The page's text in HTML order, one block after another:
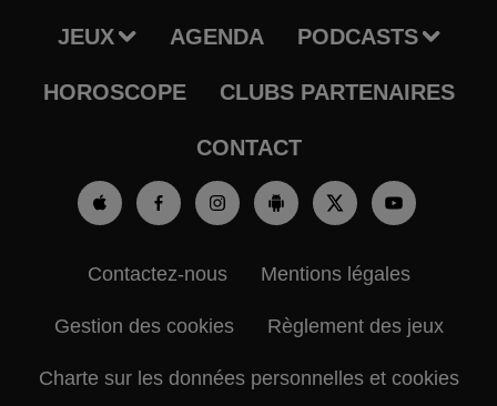
JEUX AGENDA PODCASTS
HOROSCOPE CLUBS PARTENAIRES
CONTACT
Contactez-nous Mentions légales
Gestion des cookies Règlement des jeux
Charte sur les données personnelles et cookies